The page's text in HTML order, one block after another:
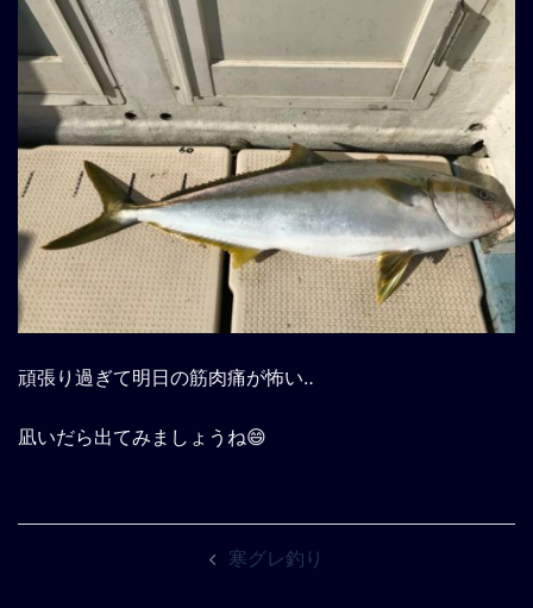
頑張り過ぎて明日の筋肉痛が怖い‥
凪いだら出てみましょうね😄
寒グレ釣り